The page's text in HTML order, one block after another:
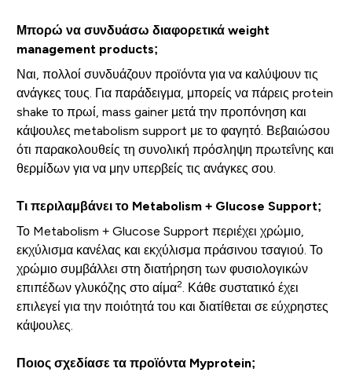
Μπορώ να συνδυάσω διαφορετικά weight
management products;
Ναι, πολλοί συνδυάζουν προϊόντα για να καλύψουν τις
ανάγκες τους. Για παράδειγμα, μπορείς να πάρεις protein
shake το πρωί, mass gainer μετά την προπόνηση και
κάψουλες metabolism support με το φαγητό. Βεβαιώσου
ότι παρακολουθείς τη συνολική πρόσληψη πρωτεΐνης και
θερμίδων για να μην υπερβείς τις ανάγκες σου.
Τι περιλαμβάνει το Metabolism + Glucose Support;
Το Metabolism + Glucose Support περιέχει χρώμιο,
εκχύλισμα κανέλας και εκχύλισμα πράσινου τσαγιού. Το
χρώμιο συμβάλλει στη διατήρηση των φυσιολογικών
επιπέδων γλυκόζης στο αίμα2. Κάθε συστατικό έχει
επιλεγεί για την ποιότητά του και διατίθεται σε εύχρηστες
κάψουλες.
Ποιος σχεδίασε τα προϊόντα Myprotein;